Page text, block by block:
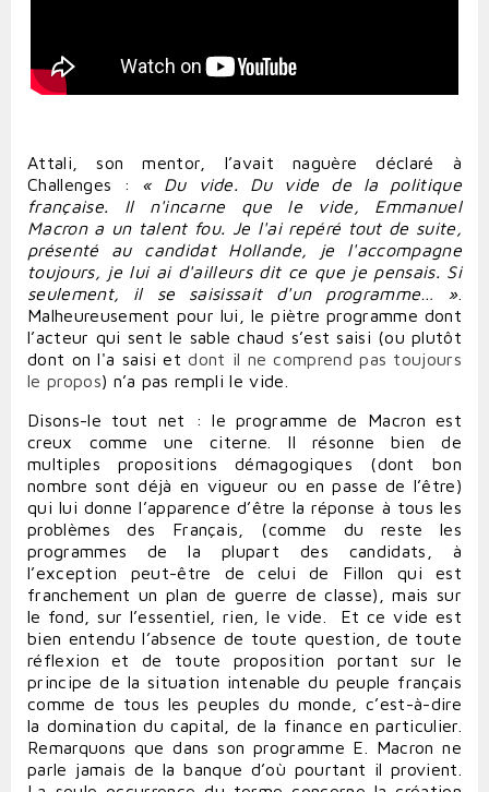
Attali, son mentor, l’avait naguère déclaré à
Challenges : « Du vide. Du vide de la politique
française. Il n'incarne que le vide, Emmanuel
Macron a un talent fou. Je l'ai repéré tout de suite,
présenté au candidat Hollande, je l'accompagne
toujours, je lui ai d'ailleurs dit ce que je pensais. Si
seulement, il se saisissait d'un programme… ».
Malheureusement pour lui, le piètre programme dont
l’acteur qui sent le sable chaud s’est saisi (ou plutôt
dont on l'a saisi etdont il ne comprend pas toujours
le propos) n’a pas rempli le vide.
Disons-le tout net : le programme de Macron est
creux comme une citerne. Il résonne bien de
multiples propositions démagogiques (dont bon
nombre sont déjà en vigueur ou en passe de l’être)
qui lui donne l’apparence d’être la réponse à tous les
problèmes des Français, (comme du reste les
programmes de la plupart des candidats, à
l’exception peut-être de celui de Fillon qui est
franchement un plan de guerre de classe), mais sur
le fond, sur l’essentiel, rien, le vide. Et ce vide est
bien entendu l’absence de toute question, de toute
réflexion et de toute proposition portant sur le
principe de la situation intenable du peuple français
comme de tous les peuples du monde, c’est-à-dire
la domination du capital, de la finance en particulier.
Remarquons que dans son programme E. Macron ne
parle jamais de la banque d’où pourtant il provient.